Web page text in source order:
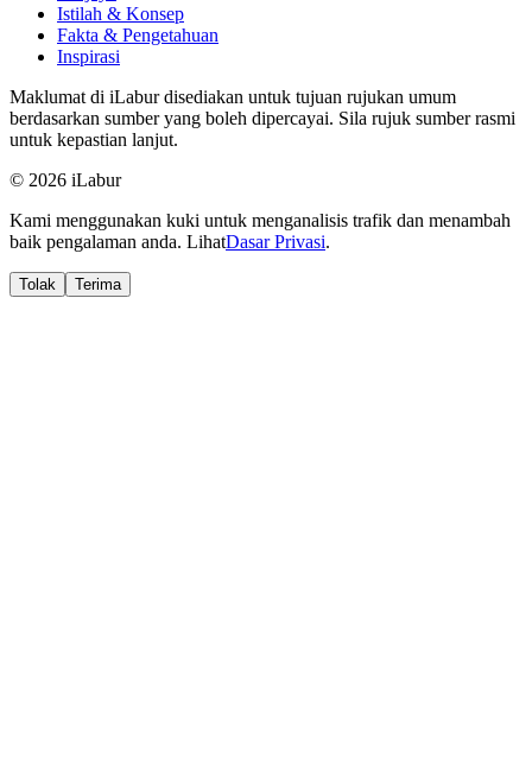
Istilah & Konsep
Fakta & Pengetahuan
Inspirasi
Maklumat di iLabur disediakan untuk tujuan rujukan umum
berdasarkan sumber yang boleh dipercayai. Sila rujuk sumber rasmi
untuk kepastian lanjut.
© 2026 iLabur
Kami menggunakan kuki untuk menganalisis trafik dan menambah
baik pengalaman anda. LihatDasar Privasi.
Tolak Terima